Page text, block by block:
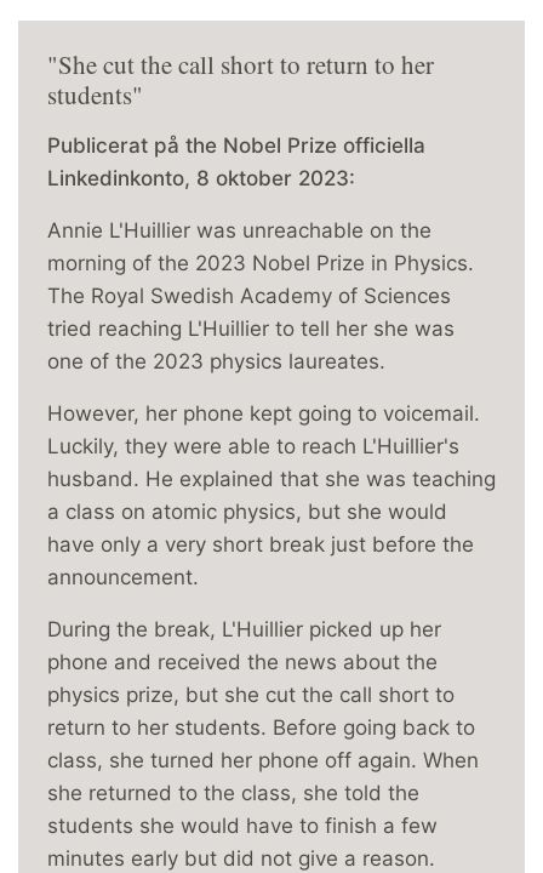
"She cut the call short to return to her
students"
Publicerat på the Nobel Prize officiella
Linkedinkonto, 8 oktober 2023:
Annie L'Huillier was unreachable on the
morning of the 2023 Nobel Prize in Physics.
The Royal Swedish Academy of Sciences
tried reaching L'Huillier to tell her she was
one of the 2023 physics laureates.
However, her phone kept going to voicemail.
Luckily, they were able to reach L'Huillier's
husband. He explained that she was teaching
a class on atomic physics, but she would
have only a very short break just before the
announcement.
During the break, L'Huillier picked up her
phone and received the news about the
physics prize, but she cut the call short to
return to her students. Before going back to
class, she turned her phone off again. When
she returned to the class, she told the
students she would have to finish a few
minutes early but did not give a reason.